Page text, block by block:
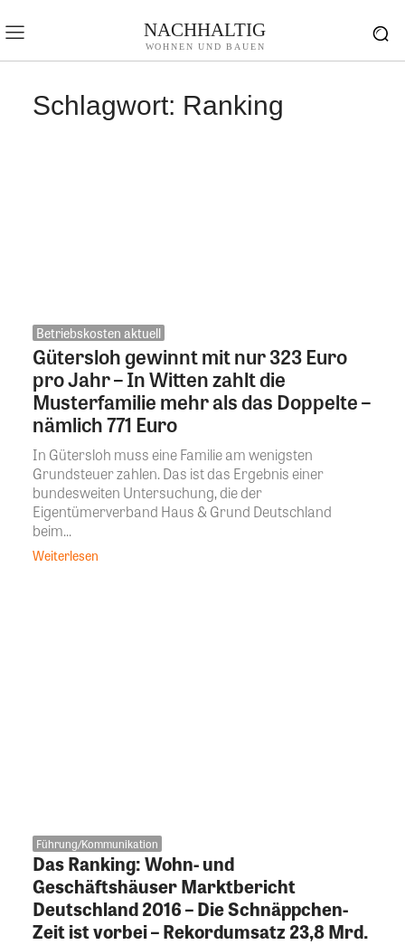
NACHHALTIG
WOHNEN UND BAUEN
Schlagwort: Ranking
Betriebskosten aktuell
Gütersloh gewinnt mit nur 323 Euro
pro Jahr – In Witten zahlt die
Musterfamilie mehr als das Doppelte –
nämlich 771 Euro
In Gütersloh muss eine Familie am wenigsten
Grundsteuer zahlen. Das ist das Ergebnis einer
bundesweiten Untersuchung, die der
Eigentümerverband Haus & Grund Deutschland
beim...
Weiterlesen
Führung/Kommunikation
Das Ranking: Wohn- und
Geschäftshäuser Marktbericht
Deutschland 2016 – Die Schnäppchen-
Zeit ist vorbei – Rekordumsatz 23,8 Mrd.